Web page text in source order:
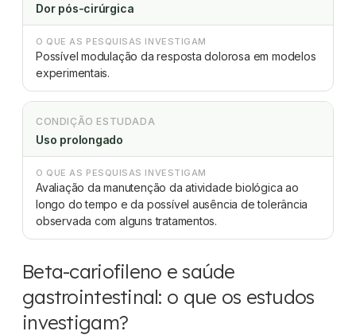
Dor pós-cirúrgica
O QUE AS PESQUISAS INVESTIGAM
Possível modulação da resposta dolorosa em modelos
experimentais.
CONDIÇÃO ESTUDADA
Uso prolongado
O QUE AS PESQUISAS INVESTIGAM
Avaliação da manutenção da atividade biológica ao
longo do tempo e da possível ausência de tolerância
observada com alguns tratamentos.
Beta-cariofileno e saúde
gastrointestinal: o que os estudos
investigam?